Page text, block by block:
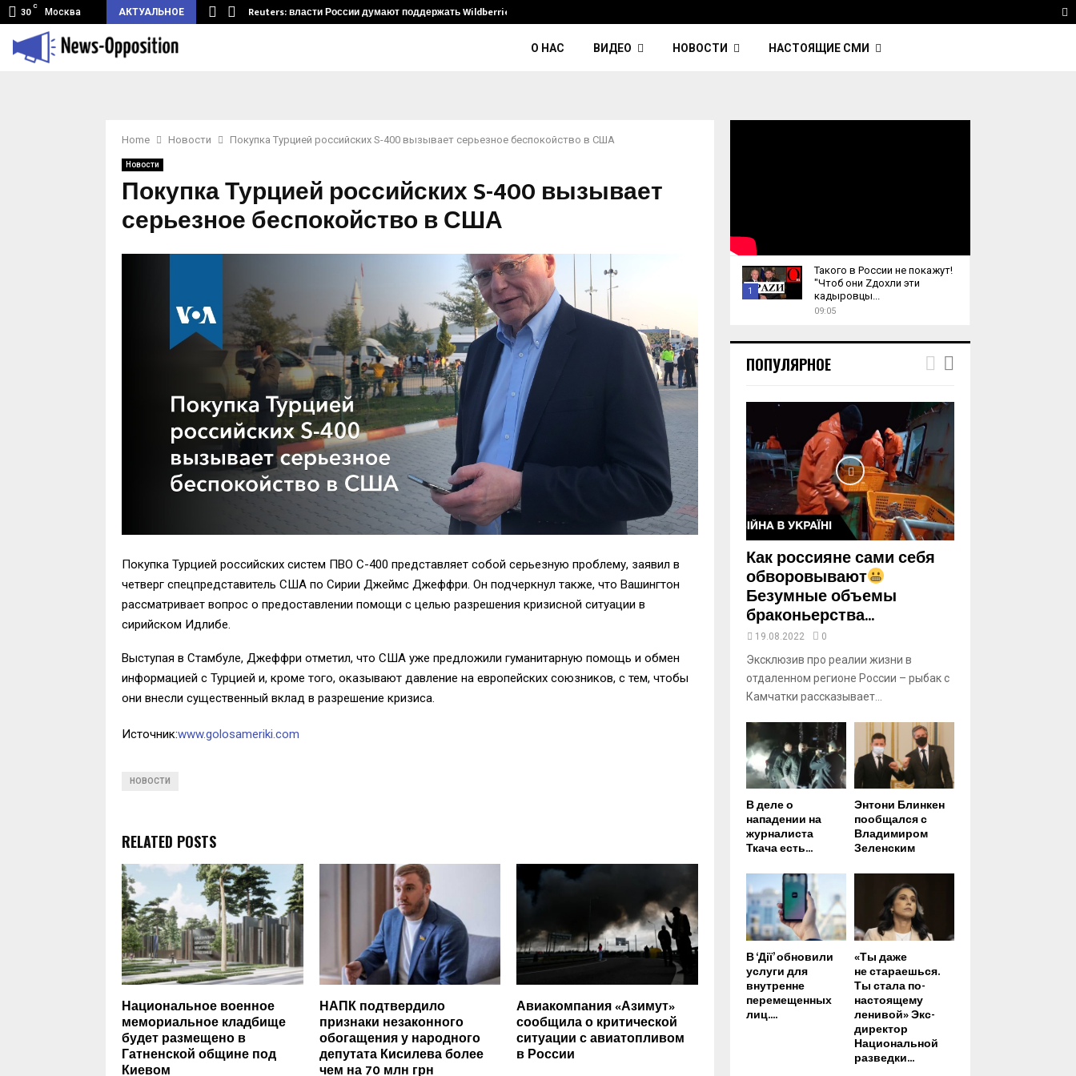
30
C
Москва АКТУАЛЬНОЕ
туннель из Беларуси.… Reuters: власти России думают поддержать Wildberries и его…
О НАС ВИДЕО НОВОСТИ НАСТОЯЩИЕ СМИ
Home Новости Покупка Турцией российских S-400 вызывает серьезное беспокойство в США
Новости
Покупка Турцией российских S-400 вызывает
серьезное беспокойство в США
Покупка Турцией российских систем ПВО C-400 представляет собой серьезную проблему, заявил в
четверг спецпредставитель США по Сирии Джеймс Джеффри. Он подчеркнул также, что Вашингтон
рассматривает вопрос о предоставлении помощи с целью разрешения кризисной ситуации в
сирийском Идлибе.
Выступая в Стамбуле, Джеффри отметил, что США уже предложили гуманитарную помощь и обмен
информацией с Турцией и, кроме того, оказывают давление на европейских союзников, с тем, чтобы
они внесли существенный вклад в разрешение кризиса.
Источник:www.golosameriki.com
НОВОСТИ
RELATED POSTS
Национальное военное
мемориальное кладбище
будет размещено в
Гатненской общине под
Киевом
НАПК подтвердило
признаки незаконного
обогащения у народного
депутата Кисилева более
чем на 70 млн грн
Авиакомпания «Азимут»
сообщила о критической
ситуации с авиатопливом
в России
1
u
m
u
b
e
Такого в России не покажут!
"Чтоб они Zдохли эти
кадыровцы...
09:05
ПОПУЛЯРНОЕ
Как россияне сами себя
обворовывают
Безумные объемы
браконьерства...
19.08.2022 0
Эксклюзив про реалии жизни в
отдаленном регионе России – рыбак с
Камчатки рассказывает...
В деле о
нападении на
журналиста
Ткача есть...
Энтони Блинкен
пообщался с
Владимиром
Зеленским
В ‘Дії’ обновили
услуги для
внутренне
перемещенных
лиц....
«Ты даже
не стараешься.
Ты стала по-
настоящему
ленивой» Экс-
директор
Национальной
разведки...